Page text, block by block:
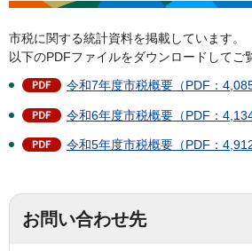
市税に関する統計資料を掲載しています。
以下のPDFファイルをダウンロードしてご
令和7年度市税概要（PDF：
令和6年度市税概要（PDF：
令和5年度市税概要（PDF：
お問い合わせ先